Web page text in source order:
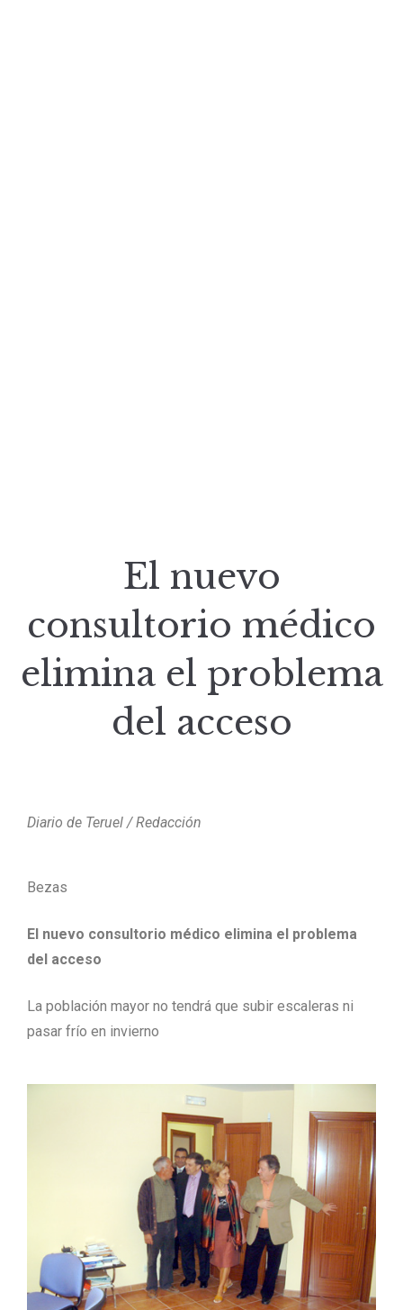
El nuevo
consultorio médico
elimina el problema
del acceso
Diario de Teruel / Redacción
Bezas
El nuevo consultorio médico elimina el problema
del acceso
La población mayor no tendrá que subir escaleras ni
pasar frío en invierno